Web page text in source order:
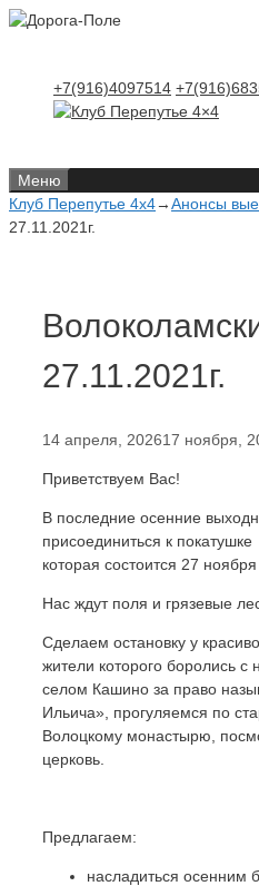
Перейти
Перейти
+7(916)4097514
Меню
Клуб Перепутье 4x4→Анонсы
27.11.2021г.
27.11.2021г.
14 апреля, 202617 ноября,
Приветствуем Вас!
В последние осенние
присоединиться к
которая состоится 27 ноября
Нас ждут поля и грязевые
Сделаем остановку у
жители которого боролись
селом Кашино за право
Ильича», прогуляемся по
Волоцкому монастырю,
церковь.
Предлагаем:
насладиться осенним